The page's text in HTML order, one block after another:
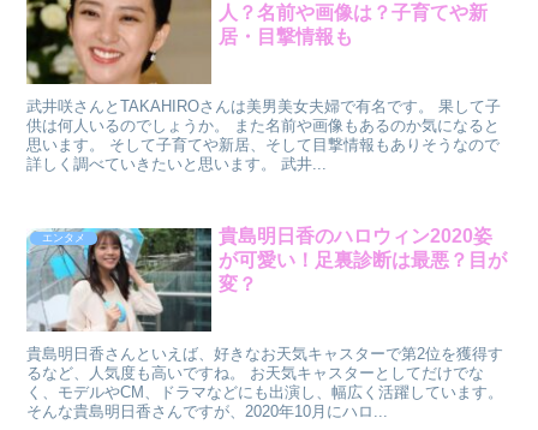
人？名前や画像は？子育てや新
居・目撃情報も
武井咲さんとTAKAHIROさんは美男美女夫婦で有名です。 果して子
供は何人いるのでしょうか。 また名前や画像もあるのか気になると
思います。 そして子育てや新居、そして目撃情報もありそうなので
詳しく調べていきたいと思います。 武井...
エンタメ
貴島明日香のハロウィン2020姿
が可愛い！足裏診断は最悪？目が
変？
貴島明日香さんといえば、好きなお天気キャスターで第2位を獲得す
るなど、人気度も高いですね。 お天気キャスターとしてだけでな
く、モデルやCM、ドラマなどにも出演し、幅広く活躍しています。
そんな貴島明日香さんですが、2020年10月にハロ...